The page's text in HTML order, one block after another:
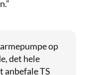
op
det hele
anbefale TS